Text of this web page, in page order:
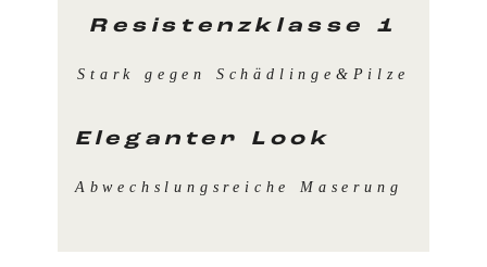
Resistenzklasse 1
Stark gegen Schädlinge&Pilze
Eleganter Look
Abwechslungsreiche Maserung